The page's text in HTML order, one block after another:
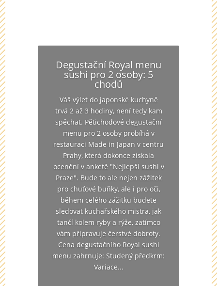
Degustační Royal menu
sushi pro 2 osoby: 5
chodů
Váš výlet do japonské kuchyně
trvá 2 až 3 hodiny, není tedy kam
spěchat. Pětichodové degustační
menu pro 2 osoby probíhá v
restauraci Made in Japan v centru
Prahy, která dokonce získala
ocenění v anketě "Nejlepší sushi v
Praze". Bude to ale nejen zážitek
pro chuťové buňky, ale i pro oči,
během celého zážitku budete
sledovat kuchařského mistra, jak
tančí kolem ryby a rýže, zatímco
vám připravuje čerstvé dobroty.
Cena degustačního Royal sushi
menu zahrnuje: Studený předkrm:
Variace...